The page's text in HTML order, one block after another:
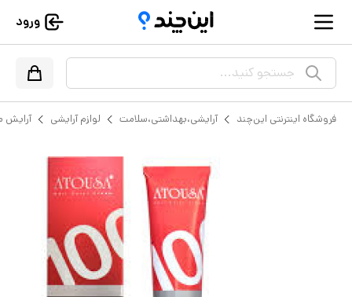
ورود
جستجو کنید...
فروشگاه اینترنتی این‌چند آرایشی،بهداشتی،سلامت لوازم آرایشی آرایش